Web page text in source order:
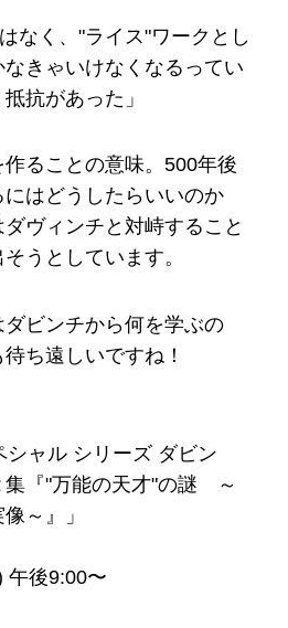
なく、"ライス"ワークとし
きゃいけなくなるってい
抗があった」
作ることの意味。500年後
はどうしたらいいのか
ヴィンチと対峙すること
うとしています。
ビンチから何を学ぶの
ち遠しいですね！
ャル シリーズ ダビン
集『"万能の天才"の謎 ～
～』」
午後9:00〜